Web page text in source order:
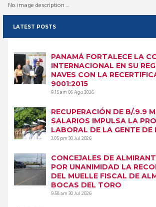
No image description ...
LATEST POSTS
PANAMÁ FORTALECE LA
INTERNACIONAL EN SU
NAVES CON LA
9001:2015
9:15 am06 Ago 2026
RECUPERACIÓN DE B/.9.9
SALARIOS IMPULSA LA
LABORAL DE LA GENTE DE
3:05 pm30 Jul 2026
CONCEJALES DE
POR UNANIMIDAD LA
DEL MUELLE FISCAL DE
BOCAS DEL TORO
9:58 am30 Jul 2026